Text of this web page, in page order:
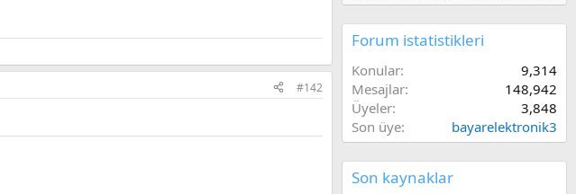
#142
Forum istatistikleri
Konular
9,314
Mesajlar
148,942
Üyeler
3,848
Son üye
bayarelektronik3
Son kaynaklar